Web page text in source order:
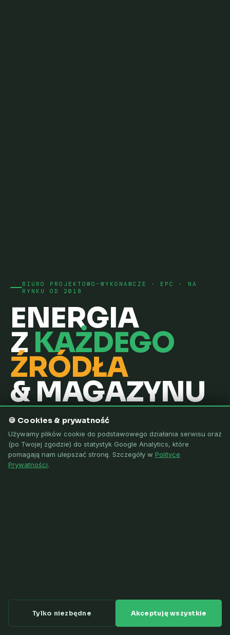
BIURO PROJEKTOWO-WYKONAWCZE · EPC · NA
RYNKU OD 2018
ENERGIA
Z KAŻDEGO
ŹRÓDŁA
& MAGAZYNU
Kompleksowe projekty i budowa magazynów energii BESS
oraz farm fotowoltaicznych — od dokumentacji
środowiskowej po uruchomienie EMS. 1000+ projektów w
Polsce, Holandii, Wielkiej Brytanii i Katarze.
🍪 Cookies & prywatność
Używamy plików cookie do podstawowego działania serwisu oraz
(po Twojej zgodzie) do statystyk Google Analytics, które
pomagają nam ulepszać stronę. Szczegóły w Polityce
Prywatności.
Tylko niezbędne Akceptuję wszystkie